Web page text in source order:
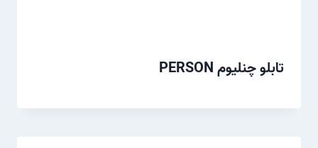
تابلو چنلیوم PERSON